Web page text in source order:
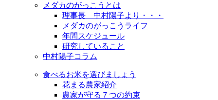
メダカのがっこうとは
理事長 中村陽子より・・・
メダカのがっこうライフ
年間スケジュール
研究していること
中村陽子コラム
食べるお米を選びましょう
花まる農家紹介
農家が守る７つの約束